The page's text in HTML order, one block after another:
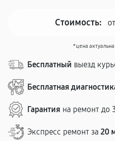
Стоимость:
*цена
Бесплатный выезд
Бесплатная
Гарантия на ремонт до
Экспресс ремонт за 20